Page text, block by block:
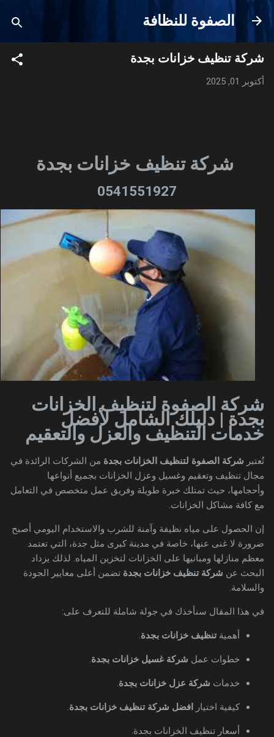
التخطي إلى المحتوى الرئيسيالصفوة للنظافة
شركة تنظيف خزانات بجدة
أكتوبر 01, 2025
شركة تنظيف خزانات بجدة
0541551927
شركة الصفوة لتنظيف الخزانات
بجدة | دليلك الشامل لأفضل
خدمات التنظيف والعزل والتعقيم
تُعتبرشركة الصفوة لتنظيف الخزانات بجدةمن الشركات الرائدة في
مجال تنظيف وتعقيم وغسيل وعزل الخزانات بجميع أنواعها
وأحجامها، حيث تمتلك خبرة طويلة وفريق عمل متخصص في التعامل
مع كافة مشاكل الخزانات.
إن الحصول على مياه نظيفة وآمنة للشرب والاستخدام اليومي أصبح
ضرورة لا غنى عنها، خاصة في مدينة كبرى مثل جدة، التي تعتمد
معظم منازلها ومبانيها على الخزانات لتخزين المياه. لذلك يزداد
البحث عنشركة تنظيف خزانات بجدةتضمن أعلى معايير الجودة
والسلامة.
في هذا المقال سنأخذك في جولة شاملة للتعرف على:
أهميةتنظيف خزانات بجدة.
خطوات عملشركة غسيل خزانات بجدة.
خدماتشركة عزل خزانات بجدة.
كيفية اختيارافضل شركة تنظيف خزانات بجدة.
أسعار تنظيف الخزانات بجدة.